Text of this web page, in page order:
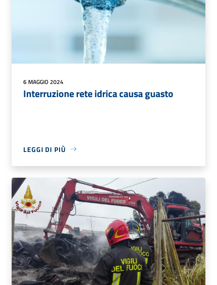
6 MAGGIO 2024
Interruzione rete idrica causa guasto
LEGGI DI PIÙ